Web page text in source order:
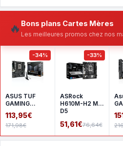
🔥 Bons plans Cartes Mères
Les meilleures promos chez nos
-34%
ASUS TUF
GAMING
A620AM-
PLUS WIFI
113,95€
171,98€
-33%
ASRock
H610M-H2 M.2
D5
51,61€76,64€